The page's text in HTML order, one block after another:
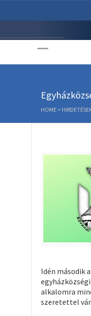
HOME >
Idén második
alkalomra
szeretettel